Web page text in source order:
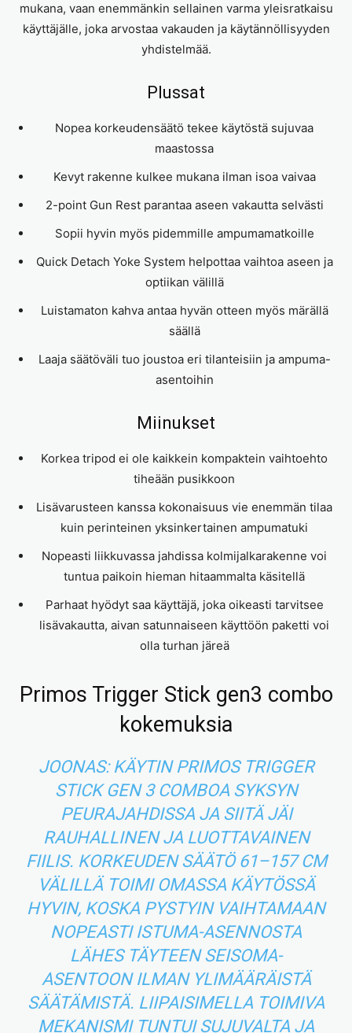
mukana, vaan enemmänkin sellainen varma yleisratkaisu
käyttäjälle, joka arvostaa vakauden ja käytännöllisyyden
yhdistelmää.
Plussat
Nopea korkeudensäätö tekee käytöstä sujuvaa
maastossa
Kevyt rakenne kulkee mukana ilman isoa vaivaa
2-point Gun Rest parantaa aseen vakautta selvästi
Sopii hyvin myös pidemmille ampumamatkoille
Quick Detach Yoke System helpottaa vaihtoa aseen ja
optiikan välillä
Luistamaton kahva antaa hyvän otteen myös märällä
säällä
Laaja säätöväli tuo joustoa eri tilanteisiin ja ampuma-
asentoihin
Miinukset
Korkea tripod ei ole kaikkein kompaktein vaihtoehto
tiheään pusikkoon
Lisävarusteen kanssa kokonaisuus vie enemmän tilaa
kuin perinteinen yksinkertainen ampumatuki
Nopeasti liikkuvassa jahdissa kolmijalkarakenne voi
tuntua paikoin hieman hitaammalta käsitellä
Parhaat hyödyt saa käyttäjä, joka oikeasti tarvitsee
lisävakautta, aivan satunnaiseen käyttöön paketti voi
olla turhan järeä
Primos Trigger Stick gen3 combo
kokemuksia
JOONAS: KÄYTIN PRIMOS TRIGGER
STICK GEN 3 COMBOA SYKSYN
PEURAJAHDISSA JA SIITÄ JÄI
RAUHALLINEN JA LUOTTAVAINEN
FIILIS. KORKEUDEN SÄÄTÖ 61–157 CM
VÄLILLÄ TOIMI OMASSA KÄYTÖSSÄ
HYVIN, KOSKA PYSTYIN VAIHTAMAAN
NOPEASTI ISTUMA-ASENNOSTA
LÄHES TÄYTEEN SEISOMA-
ASENTOON ILMAN YLIMÄÄRÄISTÄ
SÄÄTÄMISTÄ. LIIPAISIMELLA TOIMIVA
MEKANISMI TUNTUI SUJUVALTA JA